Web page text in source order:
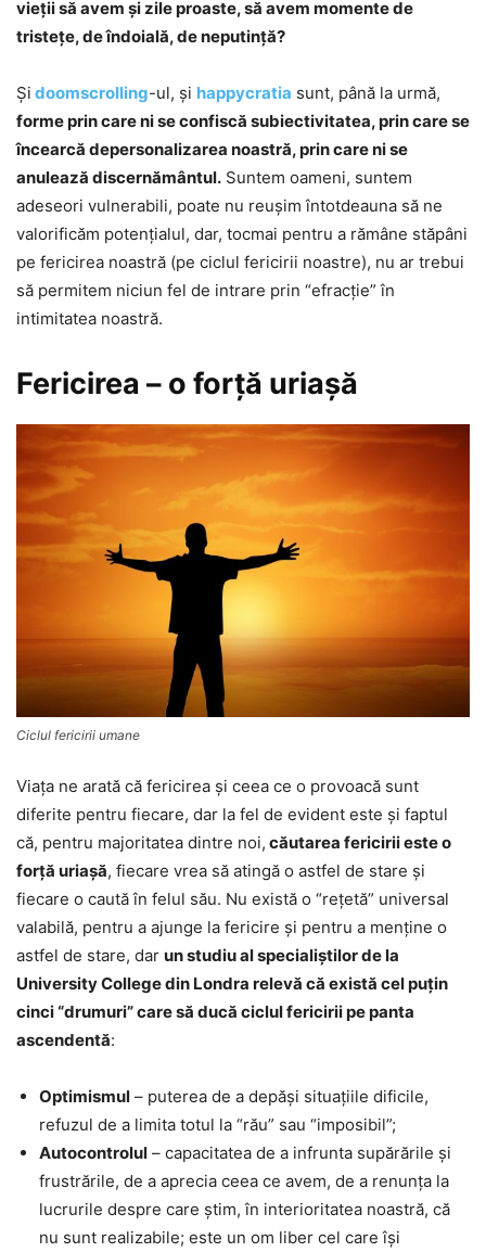
vieţii să avem şi zile proaste, să avem momente de
tristeţe, de îndoială, de neputinţă?
Şi doomscrolling-ul, şi happycratia sunt, până la urmă,
forme prin care ni se confiscă subiectivitatea, prin care se
încearcă depersonalizarea noastră, prin care ni se
anulează discernământul. Suntem oameni, suntem
adeseori vulnerabili, poate nu reuşim întotdeauna să ne
valorificăm potenţialul, dar, tocmai pentru a rămâne stăpâni
pe fericirea noastră (pe ciclul fericirii noastre), nu ar trebui
să permitem niciun fel de intrare prin “efracţie” în
intimitatea noastră.
Fericirea – o forţă uriaşă
Ciclul fericirii umane
Viaţa ne arată că fericirea și ceea ce o provoacă sunt
diferite pentru fiecare, dar la fel de evident este şi faptul
că, pentru majoritatea dintre noi, căutarea fericirii este o
forță uriașă, fiecare vrea să atingă o astfel de stare şi
fiecare o caută în felul său. Nu există o “reţetă” universal
valabilă, pentru a ajunge la fericire şi pentru a menţine o
astfel de stare, dar un studiu al specialiştilor de la
University College din Londra relevă că există cel puţin
cinci “drumuri” care să ducă ciclul fericirii pe panta
ascendentă:
Optimismul – puterea de a depăşi situaţiile dificile,
refuzul de a limita totul la “rău” sau “imposibil”;
Autocontrolul – capacitatea de a infrunta supărările şi
frustrările, de a aprecia ceea ce avem, de a renunţa la
lucrurile despre care ştim, în interioritatea noastră, că
nu sunt realizabile; este un om liber cel care îşi